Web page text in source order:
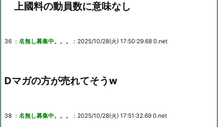
上國料の動員数に意味なし
36 ： 名無し募集中。。。 ：2025/10/28(火) 17:50:29.68 0.net
Dマガの方が売れてそうw
38 ： 名無し募集中。。。 ：2025/10/28(火) 17:51:32.69 0.net